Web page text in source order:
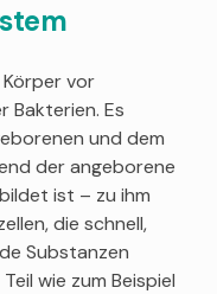
vor
Bakterien. Es
und dem
der angeborene
ist – zu ihm
die schnell,
Substanzen
wie zum Beispiel